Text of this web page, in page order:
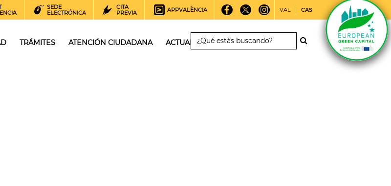
SEDE
ELECTRÓNICA
CITA
PREVIA
APPVALÈNCIA VAL CAS
TRÁMITES ATENCIÓN CIUDADANA ACTUALIDAD